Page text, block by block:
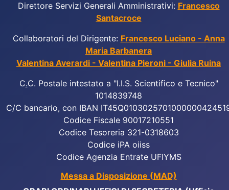
Direttore Servizi Generali Amministrativi: Francesco
Santacroce
Collaboratori del Dirigente: Francesco Luciano - Anna
Maria Barbanera
Valentina Averardi - Valentina Pieroni - Giulia Ruina
C.C. Postale intestato a "I.I.S. Scientifico e Tecnico"
1014839748
C/C bancario, con IBAN
Codice Fiscale 90017210551
Codice Tesoreria 321-0318603
Codice iPA oiiss
Codice Agenzia Entrate UFIYMS
Messa a Disposizione (MAD)